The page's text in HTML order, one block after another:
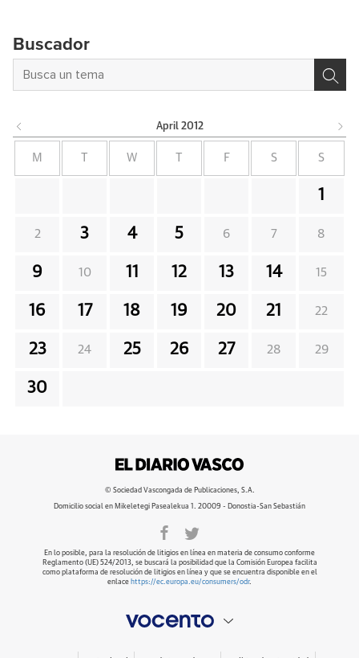
Buscador
April 2012
M W F S S
1
2 3 4 5 6 7 8
9 10 11 12 13 14 15
16 17 18 19 20 21 22
23 24 25 26 27 28 29
30
© Sociedad Vascongada de Publicaciones, S.A.
Domicilio social en Mikeletegi Pasealekua 1. 20009 - Donostia-San Sebastián
En lo posible, para la resolución de litigios en línea en materia de consumo conforme
Reglamento (UE) 524/2013, se buscará la posibilidad que la Comisión Europea facilita
como plataforma de resolución de litigios en línea y que se encuentra disponible en el
enlace https://ec.europa.eu/consumers/odr.